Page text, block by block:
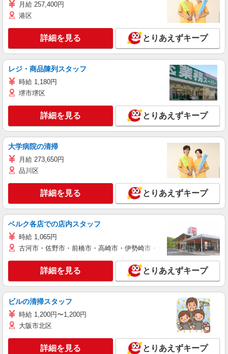
月給 257,400円
港区
詳細を見る とりあえずキープ
レジ・商品陳列スタッフ
時給 1,180円
堺市堺区
詳細を見る とりあえずキープ
大学病院の清掃
月給 273,650円
品川区
詳細を見る とりあえずキープ
ベルク各店での店内スタッフ
時給 1,065円
古河市・佐野市・前橋市・高崎市・伊勢崎市・太田市・館林市・藤
詳細を見る とりあえずキープ
ビルの清掃スタッフ
時給 1,200円〜1,200円
大阪市北区
詳細を見る とりあえずキープ